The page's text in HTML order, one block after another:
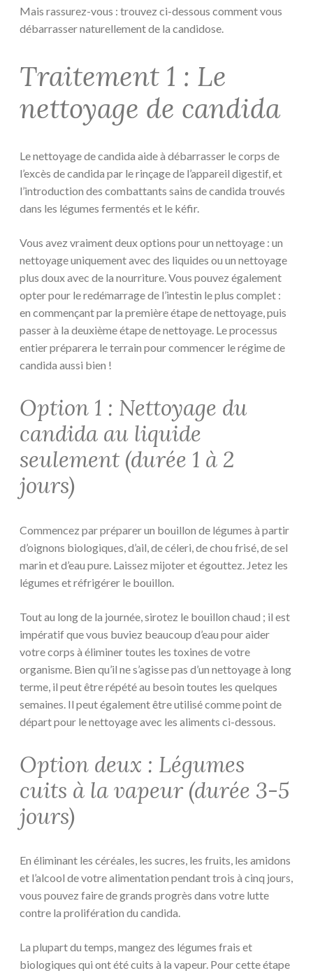
Mais rassurez-vous : trouvez ci-dessous comment vous
débarrasser naturellement de la candidose.
Traitement 1 : Le
nettoyage de candida
Le nettoyage de candida aide à débarrasser le corps de
l’excès de candida par le rinçage de l’appareil digestif, et
l’introduction des combattants sains de candida trouvés
dans les légumes fermentés et le kéfir.
Vous avez vraiment deux options pour un nettoyage : un
nettoyage uniquement avec des liquides ou un nettoyage
plus doux avec de la nourriture. Vous pouvez également
opter pour le redémarrage de l’intestin le plus complet :
en commençant par la première étape de nettoyage, puis
passer à la deuxième étape de nettoyage. Le processus
entier préparera le terrain pour commencer le régime de
candida aussi bien !
Option 1 : Nettoyage du
candida au liquide
seulement (durée 1 à 2
jours)
Commencez par préparer un bouillon de légumes à partir
d’oignons biologiques, d’ail, de céleri, de chou frisé, de sel
marin et d’eau pure. Laissez mijoter et égouttez. Jetez les
légumes et réfrigérer le bouillon.
Tout au long de la journée, sirotez le bouillon chaud ; il est
impératif que vous buviez beaucoup d’eau pour aider
votre corps à éliminer toutes les toxines de votre
organisme. Bien qu’il ne s’agisse pas d’un nettoyage à long
terme, il peut être répété au besoin toutes les quelques
semaines. Il peut également être utilisé comme point de
départ pour le nettoyage avec les aliments ci-dessous.
Option deux : Légumes
cuits à la vapeur (durée 3-5
jours)
En éliminant les céréales, les sucres, les fruits, les amidons
et l’alcool de votre alimentation pendant trois à cinq jours,
vous pouvez faire de grands progrès dans votre lutte
contre la prolifération du candida.
La plupart du temps, mangez des légumes frais et
biologiques qui ont été cuits à la vapeur. Pour cette étape